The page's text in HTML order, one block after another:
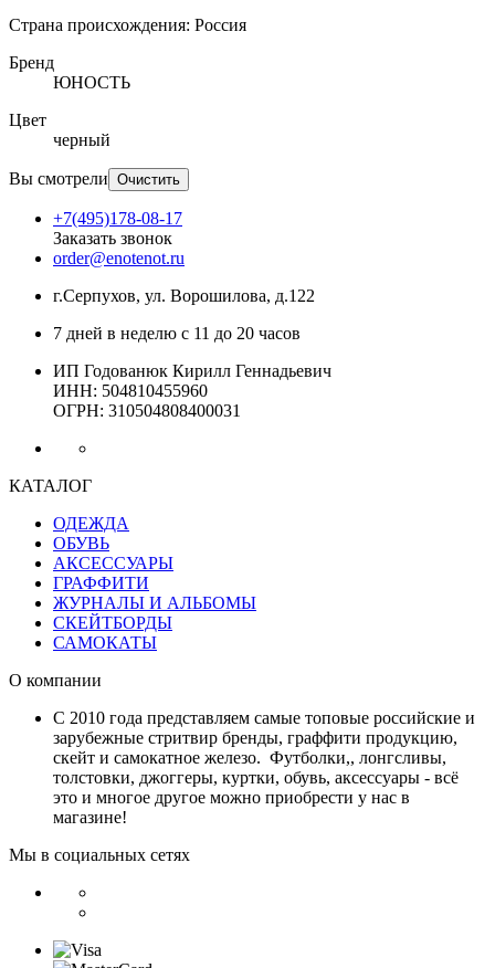
Страна происхождения: Россия
Бренд
ЮНОСТЬ
Цвет
черный
Вы смотрели Очистить
+7(495)178-08-17
Заказать звонок
order@enotenot.ru
г.Серпухов, ул. Ворошилова, д.122
7 дней в неделю с 11 до 20 часов
ИП Годованюк Кирилл Геннадьевич
ИНН: 504810455960
ОГРН: 310504808400031
КАТАЛОГ
ОДЕЖДА
ОБУВЬ
АКСЕССУАРЫ
ГРАФФИТИ
ЖУРНАЛЫ И АЛЬБОМЫ
СКЕЙТБОРДЫ
САМОКАТЫ
О компании
С 2010 года представляем самые топовые российские и
зарубежные стритвир бренды, граффити продукцию,
скейт и самокатное железо. Футболки,, лонгсливы,
толстовки, джоггеры, куртки, обувь, аксессуары - всё
это и многое другое можно приобрести у нас в
магазине!
Мы в социальных сетях